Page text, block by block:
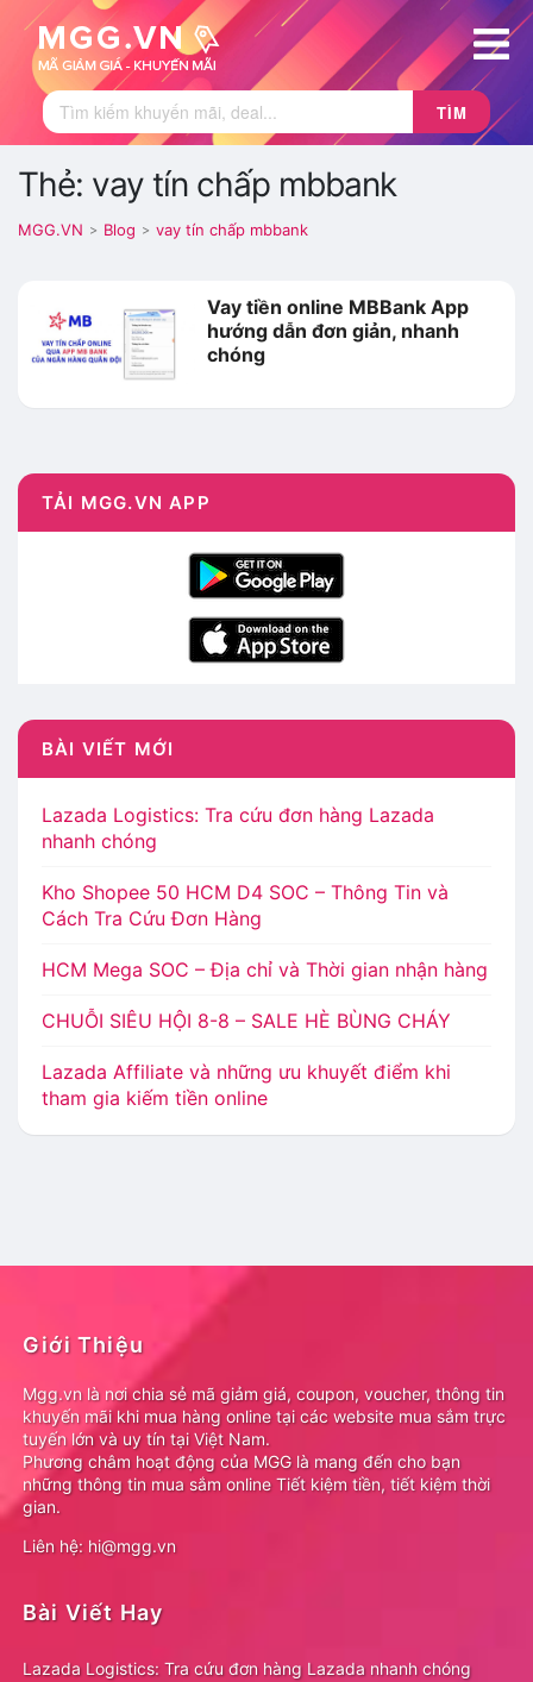
TÌM
Thẻ: vay tín chấp mbbank
MGG.VN > Blog > vay tín chấp mbbank
Vay tiền online MBBank App
hướng dẫn đơn giản, nhanh
chóng
TẢI MGG.VN APP
BÀI VIẾT MỚI
Lazada Logistics: Tra cứu đơn hàng Lazada
nhanh chóng
Kho Shopee 50 HCM D4 SOC – Thông Tin và
Cách Tra Cứu Đơn Hàng
HCM Mega SOC – Địa chỉ và Thời gian nhận hàng
CHUỖI SIÊU HỘI 8-8 – SALE HÈ BÙNG CHÁY
Lazada Affiliate và những ưu khuyết điểm khi
tham gia kiếm tiền online
Giới Thiệu
Mgg.vn là nơi chia sẻ mã giảm giá, coupon, voucher, thông tin
khuyến mãi khi mua hàng online tại các website mua sắm trực
tuyến lớn và uy tín tại Việt Nam.
Phương châm hoạt động của MGG là mang đến cho bạn
những thông tin mua sắm online Tiết kiệm tiền, tiết kiệm thời
gian.
Liên hệ: hi@mgg.vn
Bài Viết Hay
Lazada Logistics: Tra cứu đơn hàng Lazada nhanh chóng